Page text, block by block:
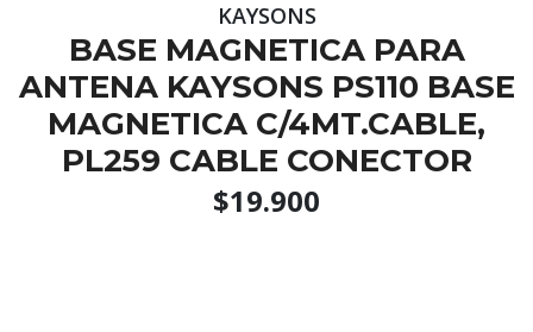
KAYSONS
BASE MAGNETICA PARA
ANTENA KAYSONS PS110 BASE
MAGNETICA C/4MT.CABLE,
PL259 CABLE CONECTOR
$19.900